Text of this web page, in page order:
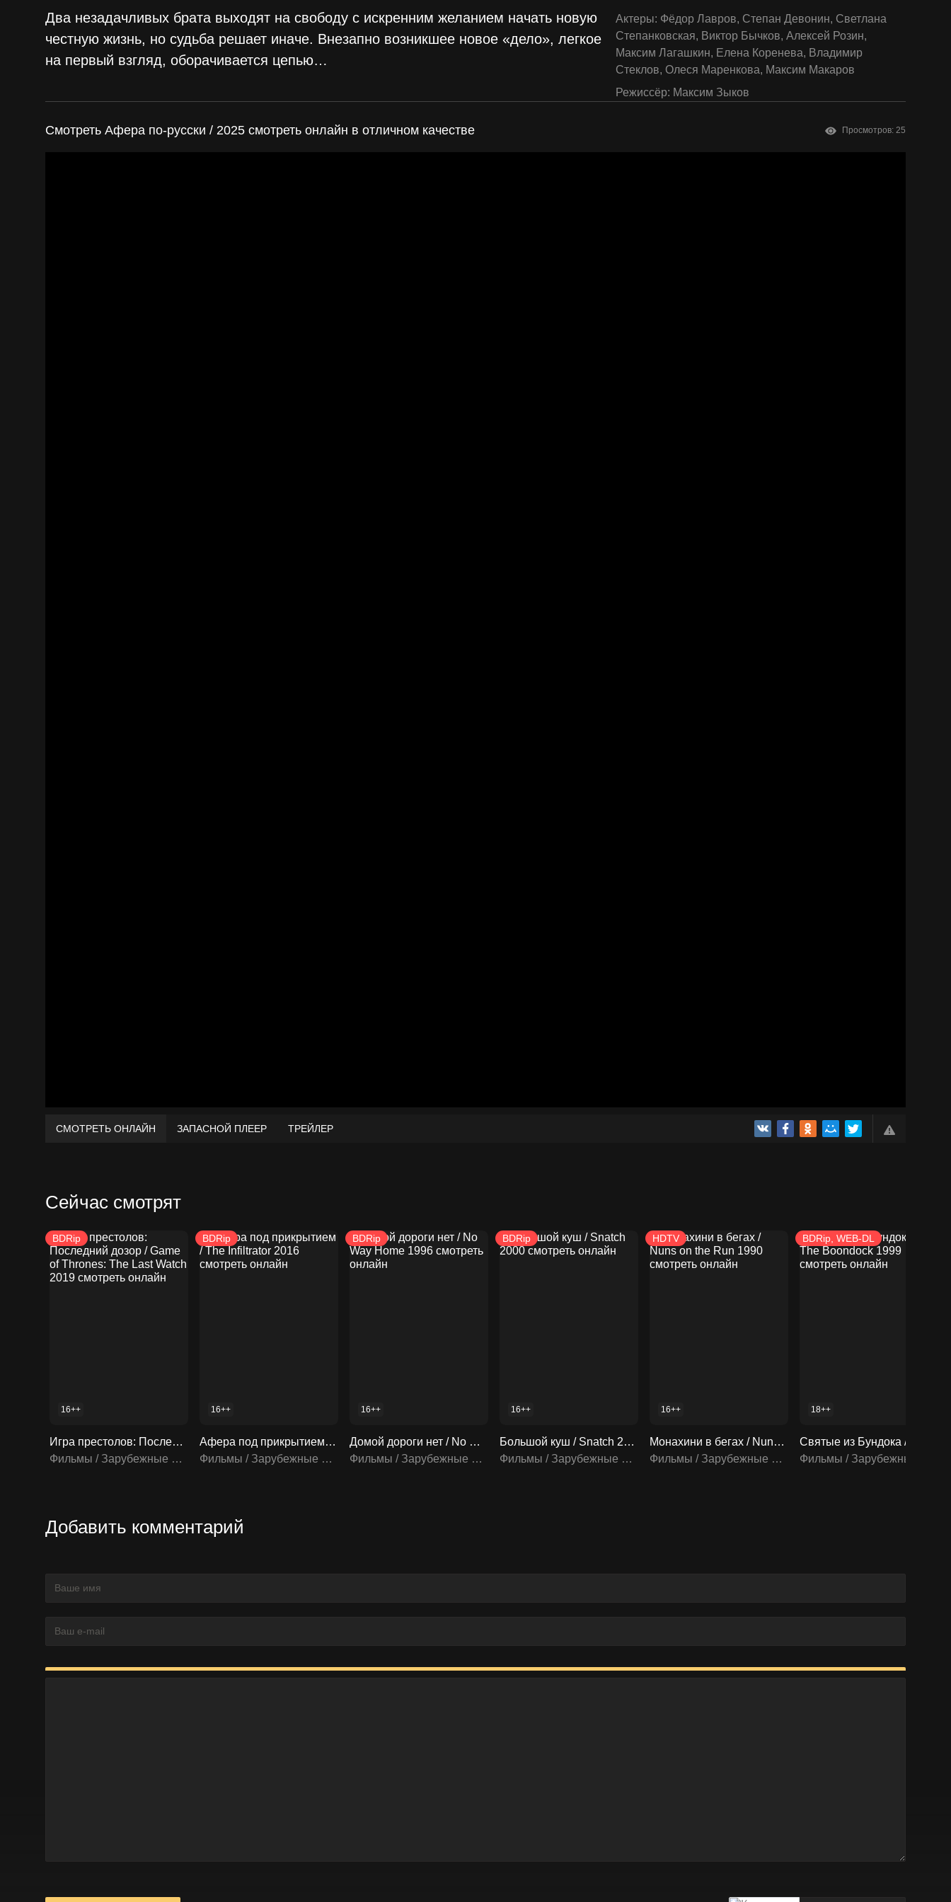
Два незадачливых брата выходят на свободу с искренним желанием начать новую
честную жизнь, но судьба решает иначе. Внезапно возникшее новое «дело», легкое
на первый взгляд, оборачивается цепью…
Актеры: Фёдор Лавров, Степан Девонин, Светлана
Степанковская, Виктор Бычков, Алексей Розин,
Максим Лагашкин, Елена Коренева, Владимир
Стеклов, Олеся Маренкова, Максим Макаров
Режиссёр: Максим Зыков
Смотреть Афера по-русски / 2025 смотреть онлайн в отличном качестве Просмотров: 25
СМОТРЕТЬ ОНЛАЙН ЗАПАСНОЙ ПЛЕЕР ТРЕЙЛЕР
Сейчас смотрят
BDRip
16++
Игра престолов: Последний дозор / Game of Thrones: The Last Watch 2019 смотреть онлайн
Фильмы / Зарубежные фильмы
BDRip
16++
Афера под прикрытием / The Infiltrator 2016 смотреть онлайн
Фильмы / Зарубежные фильмы
BDRip
16++
Домой дороги нет / No Way Home 1996 смотреть онлайн
Фильмы / Зарубежные фильмы
BDRip
16++
Большой куш / Snatch 2000 смотреть онлайн
Фильмы / Зарубежные фильмы
HDTV
16++
Монахини в бегах / Nuns on the Run 1990 смотреть онлайн
Фильмы / Зарубежные фильмы
BDRip, WEB-DL
18++
Добавить комментарий